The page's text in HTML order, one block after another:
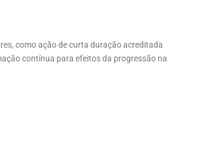
como ação de curta duração acreditada
contínua para efeitos da progressão na